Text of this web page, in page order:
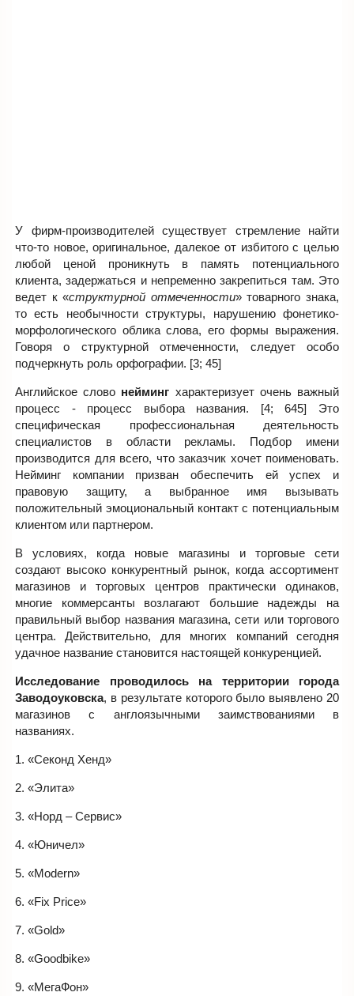
У фирм-производителей существует стремление найти
что-то новое, оригинальное, далекое от избитого с целью
любой ценой проникнуть в память потенциального
клиента, задержаться и непременно закрепиться там. Это
ведет к «структурной отмеченности» товарного знака,
то есть необычности структуры, нарушению фонетико-
морфологического облика слова, его формы выражения.
Говоря о структурной отмеченности, следует особо
подчеркнуть роль орфографии. [3; 45]
Английское слово нейминг характеризует очень важный
процесс - процесс выбора названия. [4; 645] Это
специфическая профессиональная деятельность
специалистов в области рекламы. Подбор имени
производится для всего, что заказчик хочет поименовать.
Нейминг компании призван обеспечить ей успех и
правовую защиту, а выбранное имя вызывать
положительный эмоциональный контакт с потенциальным
клиентом или партнером.
В условиях, когда новые магазины и торговые сети
создают высоко конкурентный рынок, когда ассортимент
магазинов и торговых центров практически одинаков,
многие коммерсанты возлагают большие надежды на
правильный выбор названия магазина, сети или торгового
центра. Действительно, для многих компаний сегодня
удачное название становится настоящей конкуренцией.
Исследование проводилось на территории города
Заводоуковска, в результате которого было выявлено 20
магазинов с англоязычными заимствованиями в
названиях.
1. «Секонд Хенд»
2. «Элита»
3. «Норд – Сервис»
4. «Юничел»
5. «Modern»
6. «Fix Price»
7. «Gold»
8. «Goodbike»
9. «МегаФон»